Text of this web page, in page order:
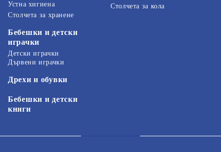
Устна хигиена
Столчета за кола
Столчета за хранене
Бебешки и детски
играчки
Детски играчки
Дървени играчки
Дрехи и обувки
Бебешки и детски
книги